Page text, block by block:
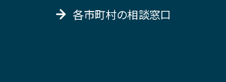
各市町村の相談窓口